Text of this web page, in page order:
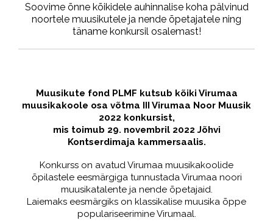
Soovime õnne kõikidele auhinnalise koha pälvinud
noortele muusikutele ja nende õpetajatele ning
täname konkursil osalemast!
Muusikute fond PLMF kutsub kõiki Virumaa
muusikakoole osa võtma III Virumaa Noor Muusik
2022 konkursist,
mis toimub 29. novembril 2022 Jõhvi
Kontserdimaja kammersaalis.
Konkurss on avatud Virumaa muusikakoolide
õpilastele eesmärgiga tunnustada Virumaa noori
muusikatalente ja nende õpetajaid.
Laiemaks eesmärgiks on klassikalise muusika õppe
populariseerimine Virumaal.